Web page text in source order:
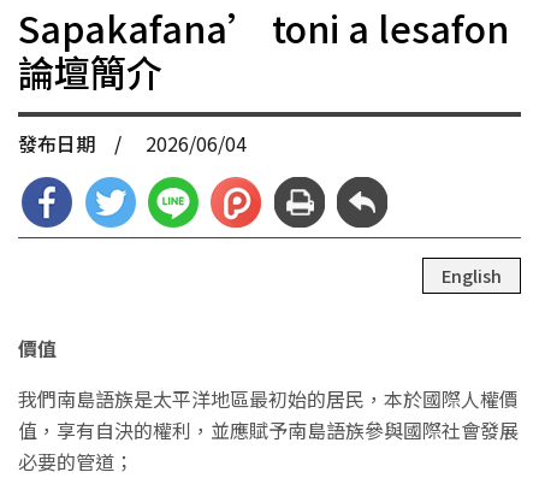
Sapakafana’ toni a lesafon
論壇簡介
發布日期 / 2026/06/04
English
價值
我們南島語族是太平洋地區最初始的居民，本於國際人權價
值，享有自決的權利，並應賦予南島語族參與國際社會發展
必要的管道；